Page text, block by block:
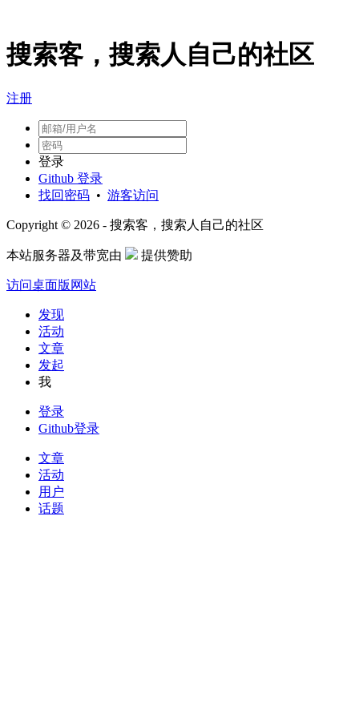
搜索客，搜索人自己的社区
注册
登录
Github 登录
找回密码 • 游客访问
Copyright © 2026 - 搜索客，搜索人自己的社区
本站服务器及带宽由 提供赞助
访问桌面版网站
发现
活动
文章
发起
我
登录
Github登录
文章
活动
用户
话题